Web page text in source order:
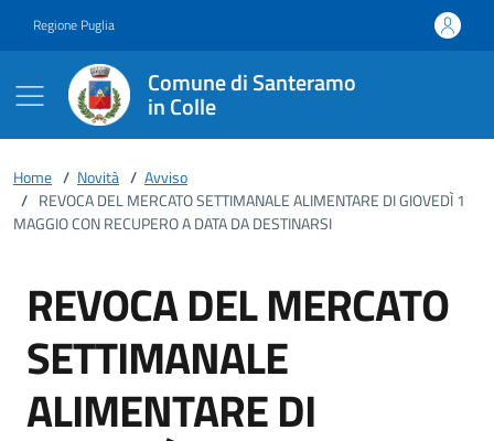
Regione Puglia
Comune di Santeramo
in Colle
Home / Novità / Avviso
/ REVOCA DEL MERCATO SETTIMANALE ALIMENTARE DI GIOVEDÌ 1
MAGGIO CON RECUPERO A DATA DA DESTINARSI
REVOCA DEL MERCATO
SETTIMANALE
ALIMENTARE DI